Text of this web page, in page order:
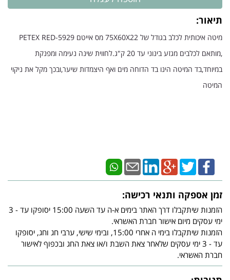
תיאור:
מיטה איכותית לכלב בגודל של 75X60X22 מס אייטם PETEX RED-5929
,מותאם לכלבים מגזע בינוני עד 20 ק"ג.לחווית שינה נעימה ומפנקת
במיוחד,בד המיטה הינו בד הדוחה מים ואף היצמדות שיער,ובכך מקל את ניקוי
המיטה
זמן אספקה ותנאי רכישה:
הזמנות שיתקבלו דרך האתר בימים א-ה עד השעה 15:00 יסופקו עד - 3
ימי עסקים מיום אישור חברת האשראי.
הזמנות שיתקבלו בימי ה אחרי 15:00, ובימי שישי, ערבי חג וחג, יסופקו
עד - 3 ימי עסקים שלאחר צאת השבת ו/או צאת החג ובכפוף לאישור
חברת האשראי.